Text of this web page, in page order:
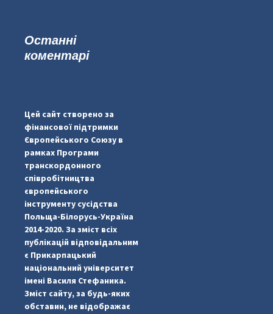
Останні
коментарі
Цей сайт створено за
фінансової підтримки
Європейського Союзу в
рамках Програми
транскордонного
співробітництва
європейського
інструменту сусідства
Польща-Білорусь-Україна
2014-2020. За зміст всіх
публікацій відповідальним
є Прикарпацький
національний університет
імені Василя Стефаника.
Зміст сайту, за будь-яких
обставин, не відображає